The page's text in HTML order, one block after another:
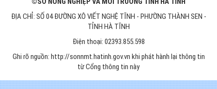
ĐỊA CHỈ: SỐ 04 ĐƯỜNG XÔ VIẾT NGHỆ TĨNH - PHƯỜNG THÀNH SEN -
TỈNH HÀ TĨNH
Điện thoại: 02393.855.598
Ghi rõ nguồn: http://sonnmt.hatinh.gov.vn khi phát hành lại thông tin
từ Cổng thông tin này